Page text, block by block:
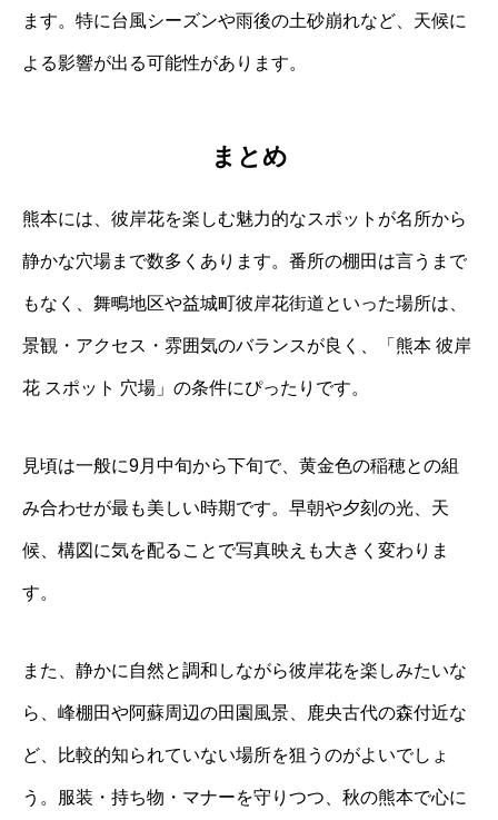
ます。特に台風シーズンや雨後の土砂崩れなど、天候に
よる影響が出る可能性があります。
まとめ
熊本には、彼岸花を楽しむ魅力的なスポットが名所から
静かな穴場まで数多くあります。番所の棚田は言うまで
もなく、舞鴫地区や益城町彼岸花街道といった場所は、
景観・アクセス・雰囲気のバランスが良く、「熊本 彼岸
花 スポット 穴場」の条件にぴったりです。
見頃は一般に9月中旬から下旬で、黄金色の稲穂との組
み合わせが最も美しい時期です。早朝や夕刻の光、天
候、構図に気を配ることで写真映えも大きく変わりま
す。
また、静かに自然と調和しながら彼岸花を楽しみたいな
ら、峰棚田や阿蘇周辺の田園風景、鹿央古代の森付近な
ど、比較的知られていない場所を狙うのがよいでしょ
う。服装・持ち物・マナーを守りつつ、秋の熊本で心に